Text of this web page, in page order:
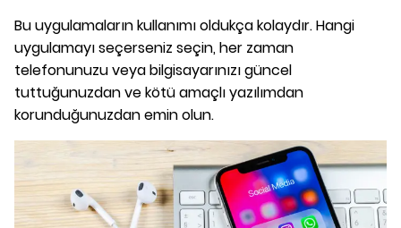
Bu uygulamaların kullanımı oldukça kolaydır. Hangi
uygulamayı seçerseniz seçin, her zaman
telefonunuzu veya bilgisayarınızı güncel
tuttuğunuzdan ve kötü amaçlı yazılımdan
korunduğunuzdan emin olun.